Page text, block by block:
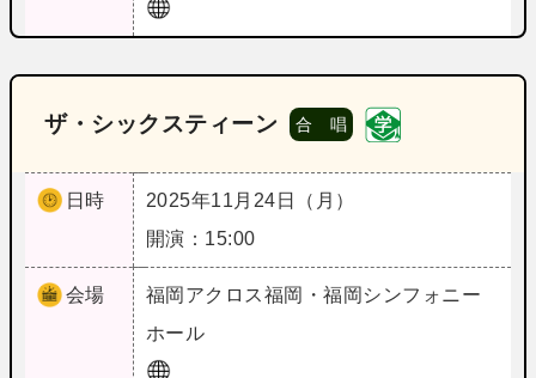
ザ・シックスティーン 合 唱
日時
2025年11月24日（月）
開演：15:00
会場 福岡 アクロス福岡・福岡シンフォニー
ホール